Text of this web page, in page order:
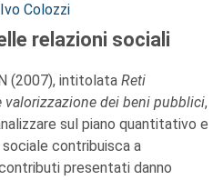
Ivo Colozzi
relazioni sociali
(2007), intitolata Reti
valorizzazione dei beni pubblici,
sul piano quantitativo e
contribuisca a
presentati danno